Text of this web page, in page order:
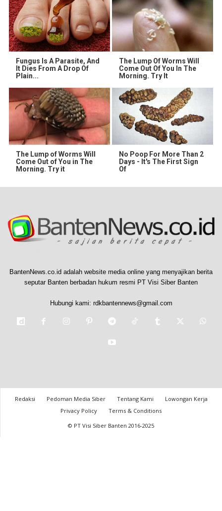
Fungus Is A Parasite, And
It Dies From A Drop Of
Plain...
The Lump Of Worms Will
Come Out Of You In The
Morning. Try It
The Lump of Worms Will
Come Out of You in The
Morning. Try it
No Poop For More Than 2
Days - It's The First Sign
Of
BantenNews.co.id adalah website media online yang menyajikan berita
seputar Banten berbadan hukum resmi PT Visi Siber Banten
Hubungi kami: rdkbantennews@gmail.com
Redaksi Pedoman Media Siber Tentang Kami
Lowongan Kerja
Privacy Policy
Terms & Conditions
© PT Visi Siber Banten 2016-2025